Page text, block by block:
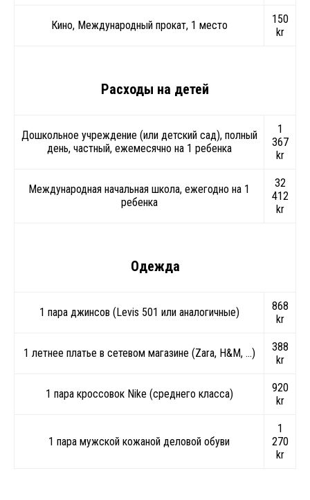
Кино, Международный прокат, 1 место
150
kr
Расходы на детей
Дошкольное учреждение (или детский сад), полный
день, частный, ежемесячно на 1 ребенка
1
367
kr
Международная начальная школа, ежегодно на 1
ребенка
32
412
kr
Одежда
1 пара джинсов (Levis 501 или аналогичные)
868
kr
1 летнее платье в сетевом магазине (Zara, H&M, …)
388
kr
1 пара кроссовок Nike (среднего класса)
920
kr
1 пара мужской кожаной деловой обуви
1
270
kr